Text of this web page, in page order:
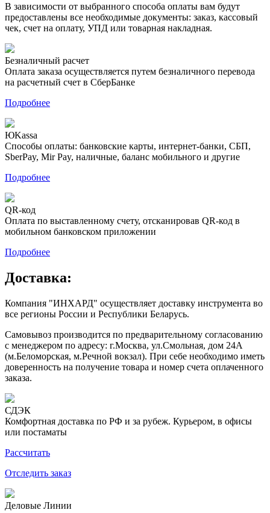
В зависимости от выбранного способа оплаты вам будут
предоставлены все необходимые документы: заказ, кассовый
чек, счет на оплату, УПД или товарная накладная.
Безналичный расчет
Оплата заказа осуществляется путем безналичного перевода
на расчетный счет в СберБанке
Подробнее
ЮKassa
Способы оплаты: банковские карты, интернет-банки, СБП,
SberPay, Mir Pay, наличные, баланс мобильного и другие
Подробнее
QR-код
Оплата по выставленному счету, отсканировав QR-код в
мобильном банковском приложении
Подробнее
Доставка:
Компания "ИНХАРД" осуществляет доставку инструмента во
все регионы России и Республики Беларусь.
Самовывоз производится по предварительному согласованию
с менеджером по адресу: г.Москва, ул.Смольная, дом 24А
(м.Беломорская, м.Речной вокзал). При себе необходимо иметь
доверенность на получение товара и номер счета оплаченного
заказа.
СДЭК
Комфортная доставка по РФ и за рубеж. Курьером, в офисы
или постаматы
Рассчитать
Отследить заказ
Деловые Линии